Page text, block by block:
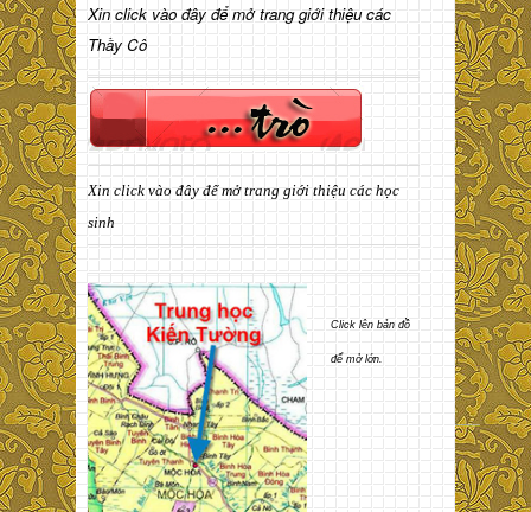
Xin click vào đây để mở trang giới thiệu các
Thầy Cô
Xin click vào đây để mở trang giới thiệu các học
sinh
Click lên bản đồ
để mở lớn.